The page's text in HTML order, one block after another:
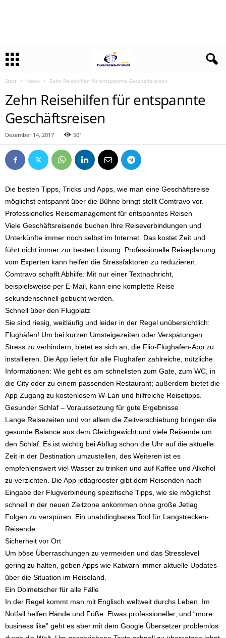
Start News Zehn Reisehilfen für entspannte Geschäftsreisen
Zehn Reisehilfen für entspannte
Geschäftsreisen
Dezember 14, 2017 501
Die besten Tipps, Tricks und Apps, wie man eine Geschäftsreise
möglichst entspannt über die Bühne bringt stellt Comtravo vor.
Professionelles Reisemanagement für entspanntes Reisen
Viele Geschäftsreisende buchen Ihre Reiseverbindungen und
Unterkünfte immer noch selbst im Internet. Das kostet Zeit und
führt nicht immer zur besten Lösung. Professionelle Reiseplanung
vom Experten kann helfen die Stressfaktoren zu reduzieren.
Comtravo schafft Abhilfe: Mit nur einer Textnachricht,
beispielsweise per E-Mail, kann eine komplette Reise
sekundenschnell gebucht werden.
Schnell über den Flugplatz
Sie sind riesig, weitläufig und leider in der Regel unübersichtlich:
Flughäfen! Um bei kurzen Umsteigezeiten oder Verspätungen
Stress zu verhindern, bietet es sich an, die Flio-Flughafen-App zu
installieren. Die App liefert für alle Flughäfen zahlreiche, nützliche
Informationen: Wie geht es am schnellsten zum Gate, zum WC, in
die City oder zu einem passenden Restaurant; außerdem bietet die
App Zugang zu kostenlosem W-Lan und hilfreiche Reisetipps.
Gesunder Schlaf – Voraussetzung für gute Ergebnisse
Lange Reisezeiten und vor allem die Zeitverschiebung bringen die
gesunde Balance aus dem Gleichgewicht und viele Reisende um
den Schlaf. Es ist wichtig bei Abflug schon die Uhr auf die aktuelle
Zeit in der Destination umzustellen, des Weiteren ist es
empfehlenswert viel Wasser zu trinken und auf Kaffee und Alkohol
zu verzichten. Die App jetlagrooster gibt dem Reisenden nach
Eingabe der Flugverbindung spezifische Tipps, wie sie möglichst
schnell in der neuen Zeitzone ankommen ohne große Jetlag
Folgen zu verspüren. Ein unabdingbares Tool für Langstrecken-
Reisende.
Sicherheit vor Ort
Um böse Überraschungen zu vermeiden und das Stresslevel
gering zu halten, geben Apps wie Katwarn immer aktuelle Updates
über die Situation im Reiseland.
Ein Dolmetscher für alle Fälle
In der Regel kommt man mit Englisch weltweit durchs Leben. Im
Notfall helfen Hände und Füße. Etwas professioneller, und “more
business like” geht es aber mit dem Google Übersetzer problemlos